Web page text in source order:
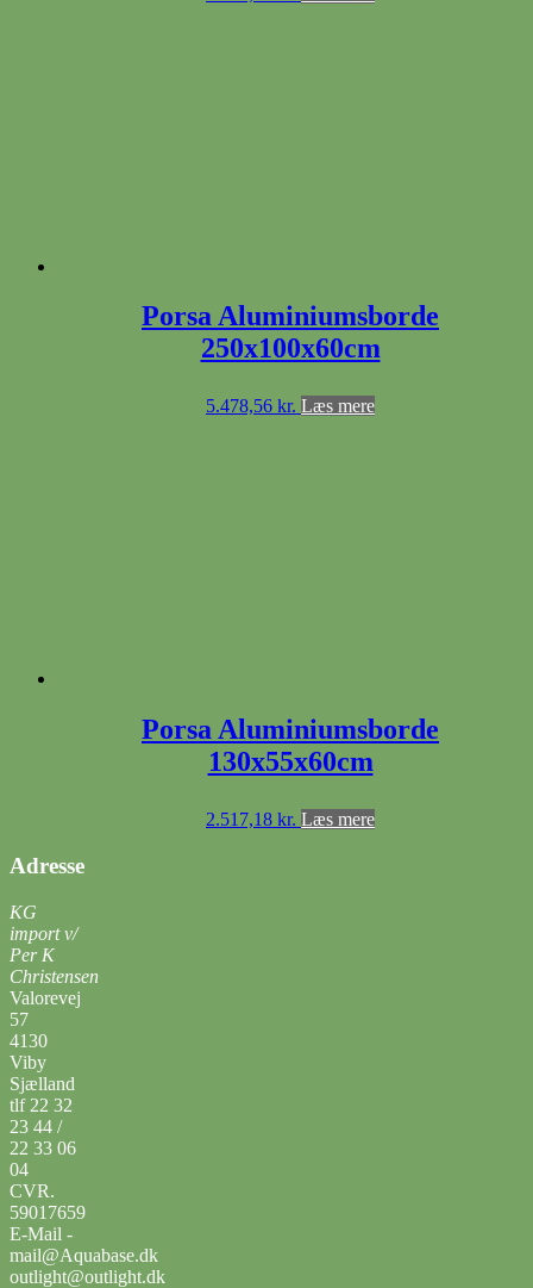
Porsa Aluminiumsborde
250x100x60cm
5.478,56 kr. Læs mere
Porsa Aluminiumsborde
130x55x60cm
2.517,18 kr. Læs mere
Adresse
KG
import v/
Per K
Christensen
Valorevej
57
4130
Viby
Sjælland
tlf 22 32
23 44 /
22 33 06
04
CVR.
59017659
E-Mail -
mail@Aquabase.dk
outlight@outlight.dk